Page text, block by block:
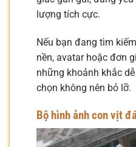
lượng tích cực.
Nếu bạn đang tìm
nền, avatar hoặc đơn
những khoảnh khắc
chọn không nên bỏ lỡ.
Bộ hình ảnh con vịt